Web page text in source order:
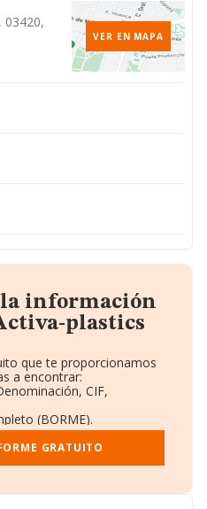
03420,
VER EN MAPA
la información
plastics
que te proporcionamos
a encontrar:
CIF,
(BORME).
y Empleados.
y Administradores.
GRATUITO